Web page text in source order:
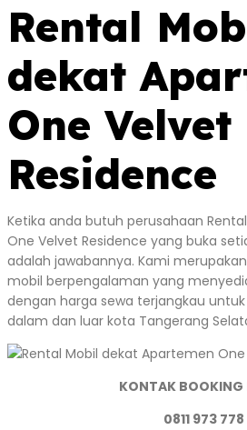
Rental
dekat
One Velvet
Residence
Ketika anda butuh perusahaan
One Velvet Residence yang buka
adalah jawabannya. Kami
mobil berpengalaman yang
dengan harga sewa terjangkau
dalam dan luar kota Tangerang
KONTAK BOOKING
0811 973 778